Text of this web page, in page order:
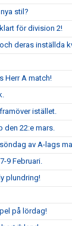
stil?
för division 2!
deras inställda
Herr A match!
istället.
den 22:e mars.
av A-lags
9 Februari.
plundring!
på lördag!